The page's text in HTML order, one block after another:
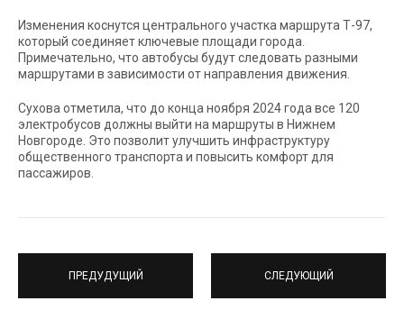
Изменения коснутся центрального участка маршрута Т-97,
который соединяет ключевые площади города.
Примечательно, что автобусы будут следовать разными
маршрутами в зависимости от направления движения.
Сухова отметила, что до конца ноября 2024 года все 120
электробусов должны выйти на маршруты в Нижнем
Новгороде. Это позволит улучшить инфраструктуру
общественного транспорта и повысить комфорт для
пассажиров.
ПРЕДУДУЩИЙ СЛЕДУЮЩИЙ